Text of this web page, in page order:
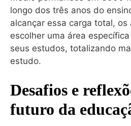
longo dos três anos do
alcançar essa carga total, os
escolher uma área
seus estudos, totalizando
estudo.
Desafios e
futuro da